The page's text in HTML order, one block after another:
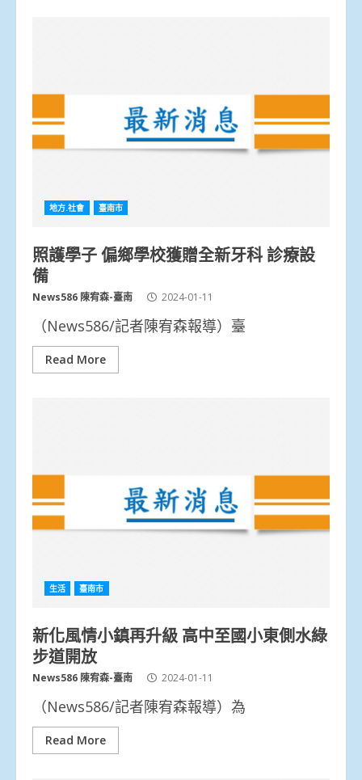
地方.社會 臺南市
照護學子 偏鄉學校獲贈全新牙科 診療設
備
News586 陳宥森-臺南 2024-01-11
（News586/記者陳宥森報導）臺
Read More
生活 臺南市
新化風情小鎮再升級 高中至國小東側水綠
步道開放
News586 陳宥森-臺南 2024-01-11
（News586/記者陳宥森報導）為
Read More